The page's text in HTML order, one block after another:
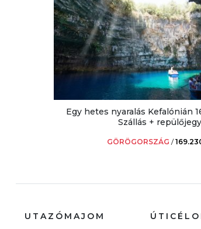
Egy hetes nyaralás Kefalónián
Szállás +
GÖRÖGORSZÁG /
UTAZÓMAJOM